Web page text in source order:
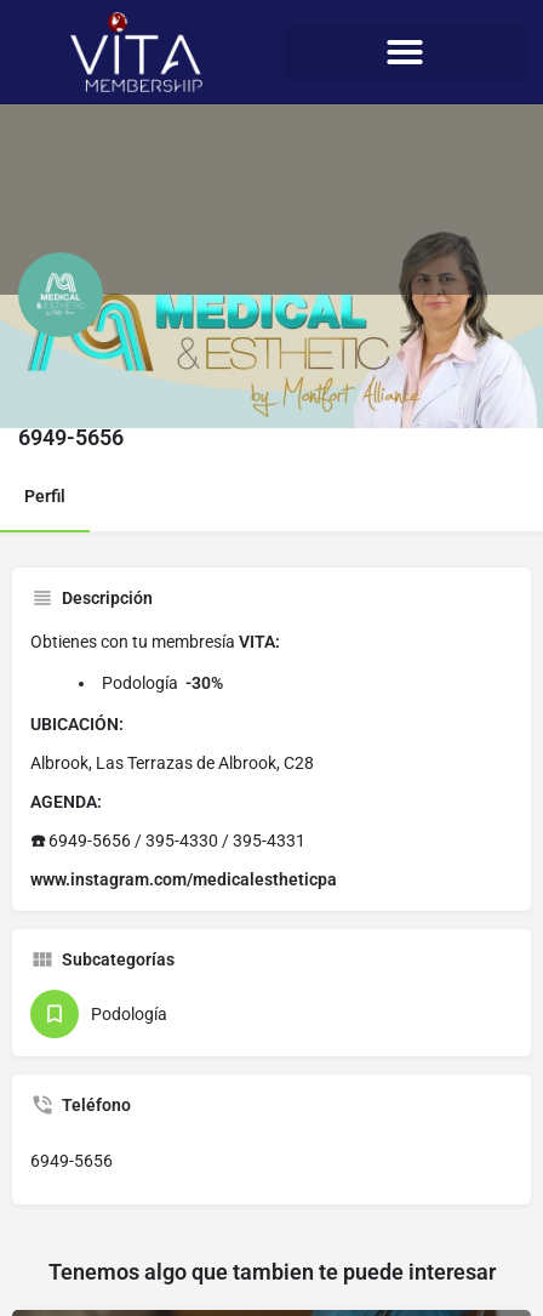
Medical & Esthetic
6949-5656
Perfil
Descripción
Obtienes con tu membresía VITA:
Podología -30%
UBICACIÓN:
Albrook, Las Terrazas de Albrook, C28
AGENDA:
☎️6949-5656 / 395-4330 / 395-4331
www.instagram.com/medicalestheticpa
Subcategorías
Podología
Teléfono
6949-5656
Tenemos algo que tambien te puede interesar